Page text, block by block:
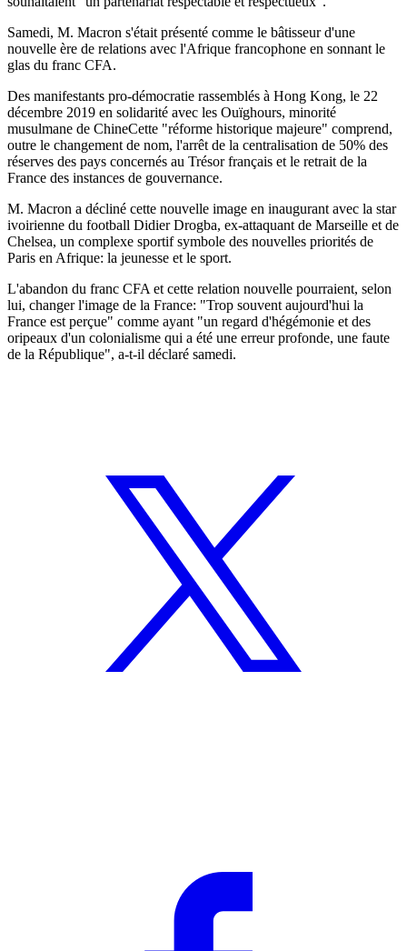
Samedi, M. Macron s'était présenté comme le bâtisseur d'une
nouvelle ère de relations avec l'Afrique francophone en sonnant le
glas du franc CFA.
Des manifestants pro-démocratie rassemblés à Hong Kong, le 22
décembre 2019 en solidarité avec les Ouïghours, minorité
musulmane de ChineCette "réforme historique majeure" comprend,
outre le changement de nom, l'arrêt de la centralisation de 50% des
réserves des pays concernés au Trésor français et le retrait de la
France des instances de gouvernance.
M. Macron a décliné cette nouvelle image en inaugurant avec la star
ivoirienne du football Didier Drogba, ex-attaquant de Marseille et de
Chelsea, un complexe sportif symbole des nouvelles priorités de
Paris en Afrique: la jeunesse et le sport.
L'abandon du franc CFA et cette relation nouvelle pourraient, selon
lui, changer l'image de la France: "Trop souvent aujourd'hui la
France est perçue" comme ayant "un regard d'hégémonie et des
oripeaux d'un colonialisme qui a été une erreur profonde, une faute
de la République", a-t-il déclaré samedi.